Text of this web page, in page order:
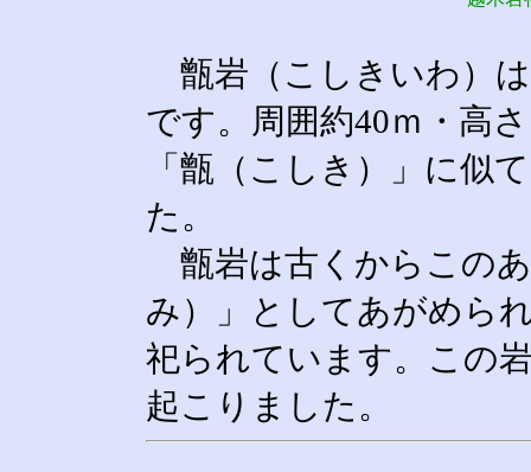
甑岩（こしきいわ）
です。周囲約40ｍ・高
「甑（こしき）」に似
た。
甑岩は古くからこの
み）」としてあがめら
祀られています。この
起こりました。